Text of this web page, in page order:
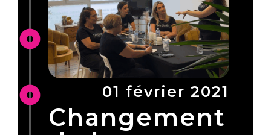
01 février 2021
Changement